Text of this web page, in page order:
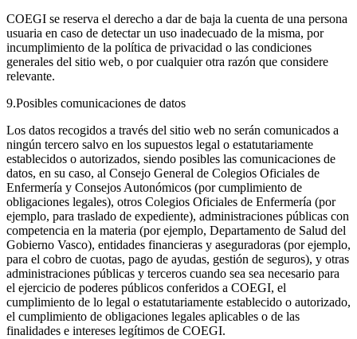
COEGI se reserva el derecho a dar de baja la cuenta de una persona
usuaria en caso de detectar un uso inadecuado de la misma, por
incumplimiento de la política de privacidad o las condiciones
generales del sitio web, o por cualquier otra razón que considere
relevante.
9.Posibles comunicaciones de datos
Los datos recogidos a través del sitio web no serán comunicados a
ningún tercero salvo en los supuestos legal o estatutariamente
establecidos o autorizados, siendo posibles las comunicaciones de
datos, en su caso, al Consejo General de Colegios Oficiales de
Enfermería y Consejos Autonómicos (por cumplimiento de
obligaciones legales), otros Colegios Oficiales de Enfermería (por
ejemplo, para traslado de expediente), administraciones públicas con
competencia en la materia (por ejemplo, Departamento de Salud del
Gobierno Vasco), entidades financieras y aseguradoras (por ejemplo,
para el cobro de cuotas, pago de ayudas, gestión de seguros), y otras
administraciones públicas y terceros cuando sea sea necesario para
el ejercicio de poderes públicos conferidos a COEGI, el
cumplimiento de lo legal o estatutariamente establecido o autorizado,
el cumplimiento de obligaciones legales aplicables o de las
finalidades e intereses legítimos de COEGI.